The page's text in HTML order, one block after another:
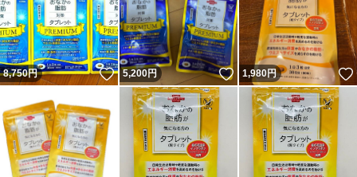
8,750円 いいね！
5,200円 いいね！
1,980円